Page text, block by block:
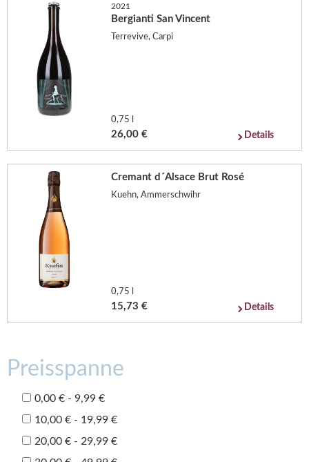
2021
Bergianti San Vincent
Terrevive, Carpi
0,75 l
26,00 € Details
Cremant d´Alsace Brut Rosé
Kuehn, Ammerschwihr
0,75 l
15,73 € Details
Preisspanne
0,00 € - 9,99 €
10,00 € - 19,99 €
20,00 € - 29,99 €